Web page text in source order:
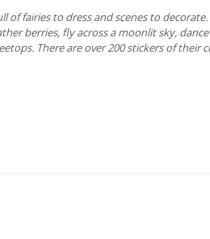
of fairies to dress and scenes to
berries, fly across a moonlit sky,
There are over 200 stickers of their